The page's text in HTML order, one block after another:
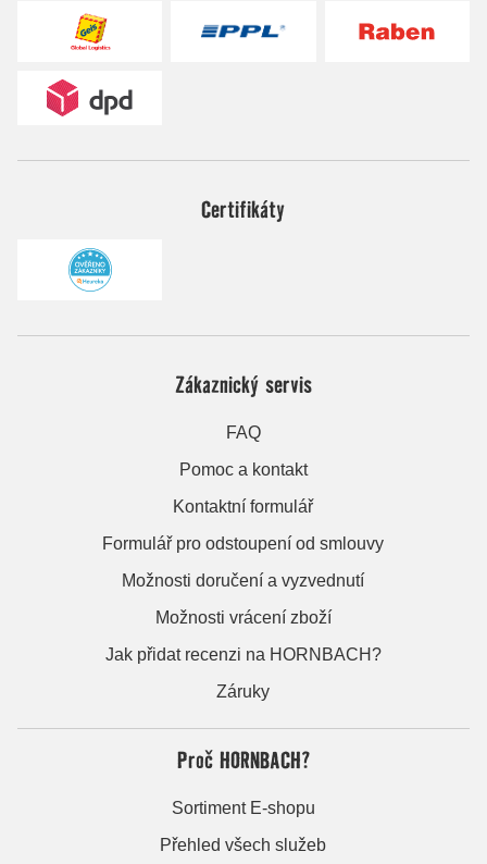
Certifikáty
Zákaznický servis
FAQ
Pomoc a kontakt
Kontaktní formulář
Formulář pro odstoupení od smlouvy
Možnosti doručení a vyzvednutí
Možnosti vrácení zboží
Jak přidat recenzi na HORNBACH?
Záruky
Proč HORNBACH?
Sortiment E-shopu
Přehled všech služeb